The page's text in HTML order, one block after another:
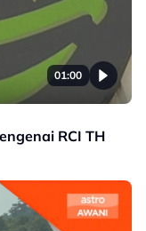
01:00
RCI TH